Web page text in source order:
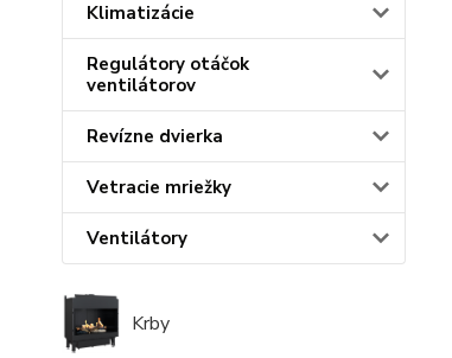
Klimatizácie
Regulátory otáčok
ventilátorov
Revízne dvierka
Vetracie mriežky
Ventilátory
Krby